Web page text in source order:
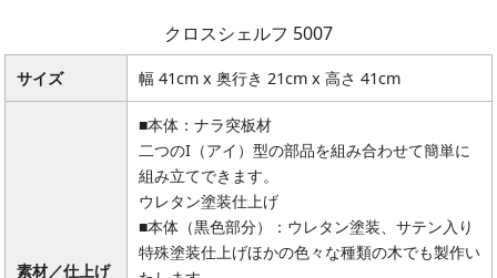
クロスシェルフ 5007
サイズ 幅 41cm x 奥行き 21cm x 高さ 41cm
素材／仕上げ
■本体：ナラ突板材
二つのI（アイ）型の部品を組み合わせて簡単に
組み立てできます。
ウレタン塗装仕上げ
■本体（黒色部分）：ウレタン塗装、サテン入り
特殊塗装仕上げほかの色々な種類の木でも製作い